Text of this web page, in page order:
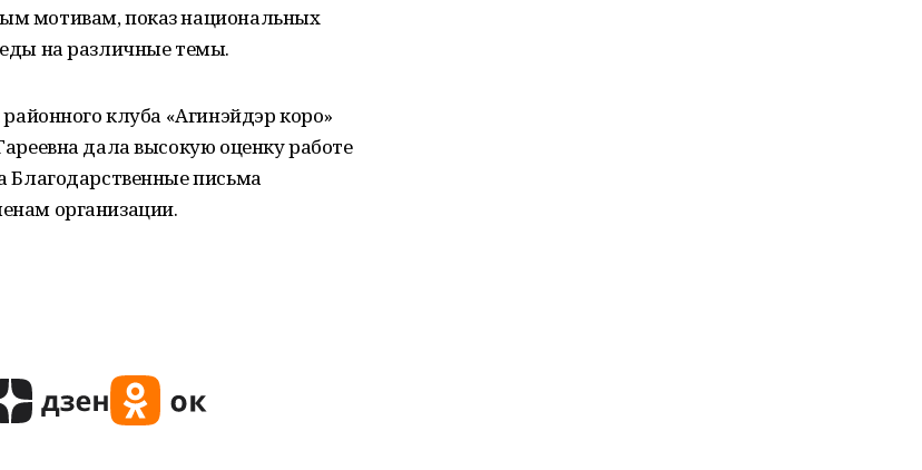
мотивам, показ национальных
на различные темы.
клуба «Агинэйдэр коро»
дала высокую оценку работе
Благодарственные письма
организации.